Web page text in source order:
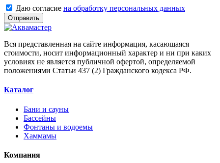
Даю согласие на обработку персональных данных
Отправить
Вся представленная на сайте информация, касающаяся
стоимости, носит информационный характер и ни при каких
условиях не является публичной офертой, определяемой
положениями Статьи 437 (2) Гражданского кодекса РФ.
Каталог
Бани и сауны
Бассейны
Фонтаны и водоемы
Хаммамы
Компания